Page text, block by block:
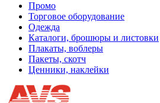
Промо
Торговое оборудование
Одежда
Каталоги, брошюры и листовки
Плакаты, воблеры
Пакеты, скотч
Ценники, наклейки